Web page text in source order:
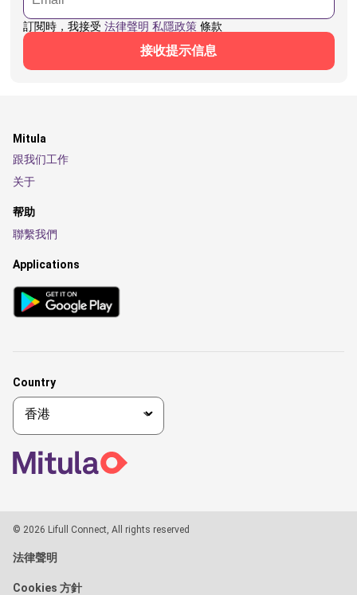
訂閱時，我接受 法律聲明 私隱政策條款
接收提示信息
Mitula
跟我们工作
关于
帮助
聯繫我們
Applications
Country
© 2026 Lifull Connect, All rights reserved
法律聲明
Cookies 方針